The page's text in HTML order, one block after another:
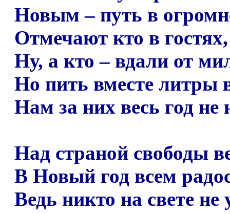
Новым– путь в
Отмечают кто в
Ну, а кто– вдали от
Но пить вместе литры
Нам за них весь год не
Над страной свободы
В Новый год всем
Ведь никто на свете не